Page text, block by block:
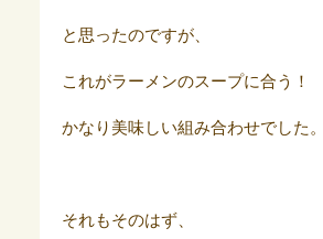
と思ったのですが、
これがラーメンのスープに合う！
かなり美味しい組み合わせでした。
それもそのはず、